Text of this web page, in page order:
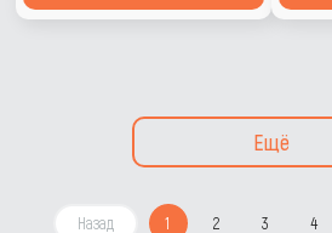
Ещё
Назад 1 2 3 4